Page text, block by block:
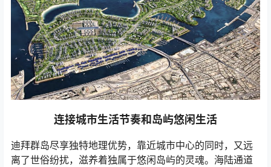
连接城市生活节奏和岛屿悠闲生活
迪拜群岛尽享独特地理优势，靠近城市中心的同时，又远
离了世俗纷扰，滋养着独属于悠闲岛屿的灵魂。海陆通道